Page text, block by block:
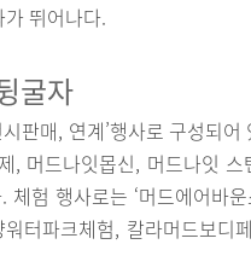
뛰어나다.
굴자
판매, 연계’행사로 구성되
, 머드나잇몹신, 머드나잇
체험 행사로는 ‘머드에어바
터파크체험, 칼라머드보디